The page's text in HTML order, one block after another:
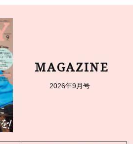
MAGAZINE
2026年9月号